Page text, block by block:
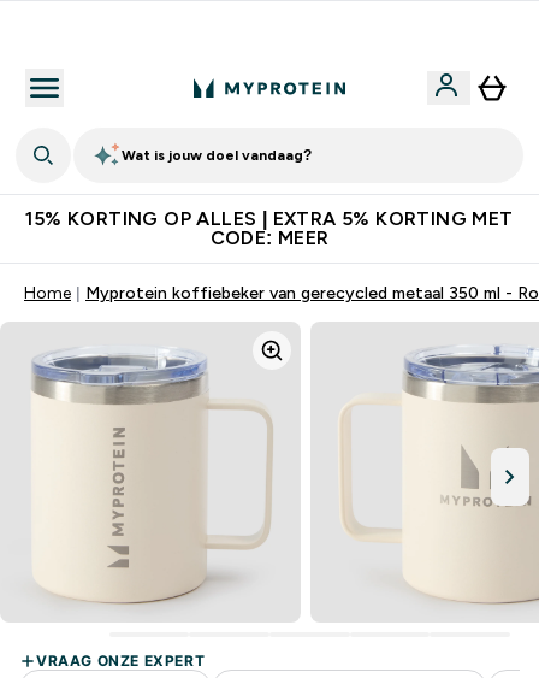
Wat is jouw doel vandaag?
15% KORTING OP ALLES | EXTRA 5% KORTING MET
CODE: MEER
Home Myprotein koffiebeker van gerecycled metaal 350 ml -